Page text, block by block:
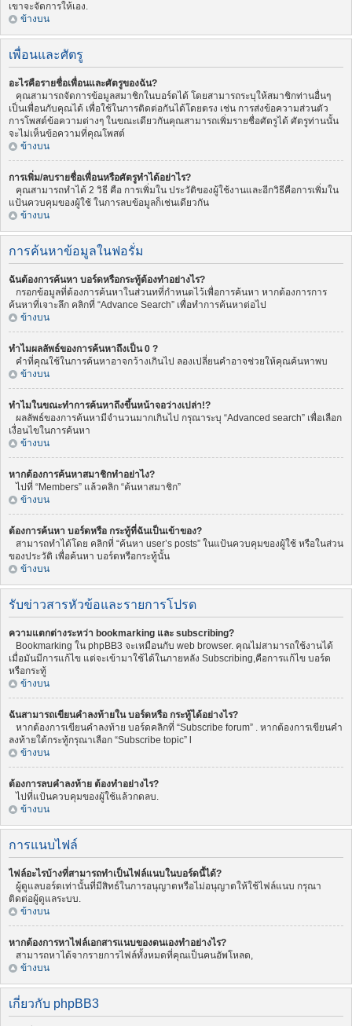
เขาจะจัดการให้เอง.
ข้างบน
เพื่อนและศัตรู
อะไรคือรายชื่อเพื่อนและศัตรูของฉัน?
คุณสามารถจัดการข้อมูลสมาชิกในบอร์ดได้ โดยสามารถระบุให้สมาชิกท่านอื่นๆ
เป็นเพื่อนกับคุณได้ เพื่อใช้ในการติดต่อกันได้โดยตรง เช่น การส่งข้อความส่วนตัว
การโพสต์ข้อความต่างๆ ในขณะเดียวกันคุณสามารถเพิ่มรายชื่อศัตรูได้ ศัตรูท่านนั้น
จะไม่เห็นข้อความที่คุณโพสต์
ข้างบน
การเพิ่ม/ลบรายชื่อเพื่อนหรือศัตรูทำได้อย่าไร?
คุณสามารถทำได้ 2 วิธี คือ การเพิ่มใน ประวัติของผู้ใช้งานและอีกวิธีคือการเพิ่มใน
แป้นควบคุมของผู้ใช้ ในการลบข้อมูลก็เช่นเดียวกัน
ข้างบน
การค้นหาข้อมูลในฟอรั่ม
ฉันต้องการค้นหา บอร์ดหรือกระทู้ต้องทำอย่างไร?
กรอกข้อมูลที่ต้องการค้นหาในส่วนทที่กำหนดไว้เพื่อการค้นหา หากต้องการการ
ค้นหาที่เจาะลึก คลิกที่ “Advance Search” เพื่อทำการค้นหาต่อไป
ข้างบน
ทำไมผลลัพธ์ของการค้นหาถึงเป็น 0 ?
คำที่คุณใช้ในการค้นหาอาจกว้างเกินไป ลองเปลี่ยนคำอาจช่วยให้คุณค้นหาพบ
ข้างบน
ทำไมในขณะทำการค้นหาถึงขึ้นหน้าจอว่างเปล่า!?
ผลลัพธ์ของการค้นหามีจำนวนมากเกินไป กรุณาระบุ “Advanced search” เพื่อเลือก
เงื่อนไขในการค้นหา
ข้างบน
หากต้องการค้นหาสมาชิกทำอย่าไง?
ไปที่ “Members” แล้วคลิก “ค้นหาสมาชิก”
ข้างบน
ต้องการค้นหา บอร์ดหรือ กระทู้ที่ฉันเป็นเข้าของ?
สามารถทำได้โดย คลิกที่ “ค้นหา user’s posts” ในแป้นควบคุมของผู้ใช้ หรือในส่วน
ของประวัติ เพื่อค้นหา บอร์ดหรือกระทู้นั้น
ข้างบน
รับข่าวสารหัวข้อและรายการโปรด
ความแตกต่างระหว่า bookmarking และ subscribing?
Bookmarking ใน phpBB3 จะเหมือนกับ web browser. คุณไม่สามารถใช้งานได้
เมื่อมันมีการแก้ไข แต่จะเข้ามาใช้ได้ในภายหลัง Subscribing,คือการแก้ไข บอร์ด
หรือกระทู้
ข้างบน
ฉันสามารถเขียนคำลงท้ายใน บอร์ดหรือ กระทู้ได้อย่างไร?
หากต้องการเขียนคำลงท้าย บอร์ดคลิกที่ “Subscribe forum” . หากต้องการเขียนคำ
ลงท้ายใต้กระทู้กรุณาเลือก “Subscribe topic” l
ข้างบน
ต้องการลบคำลงท้าย ต้องทำอย่างไร?
ไปที่แป้นควบคุมของผู้ใช้แล้วกดลบ.
ข้างบน
การแนบไฟล์
ไฟล์อะไรบ้างที่สามารถทำเป็นไฟล์แนบในบอร์ดนี้ได้?
ผู้ดูแลบอร์ดเท่านั้นที่มีสิทธ์ในการอนุญาตหรือไม่อนุญาตให้ใช้ไฟล์แนบ กรุณา
ติดต่อผู้ดูแลระบบ.
ข้างบน
หากต้องการหาไฟล์เอกสารแนบของตนเองทำอย่างไร?
สามารถหาได้จากรายการไฟล์ทั้งหมดที่คุณเป็นคนอัพโหลด,
ข้างบน
เกี่ยวกับ phpBB3